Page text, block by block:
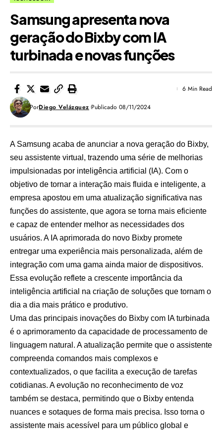
Samsung apresenta nova
geração do Bixby com IA
turbinada e novas funções
PorDiego Velázquez Publicado 08/11/2024
6 Min Read
A Samsung acaba de anunciar a nova geração do Bixby,
seu assistente virtual, trazendo uma série de melhorias
impulsionadas por inteligência artificial (IA). Com o
objetivo de tornar a interação mais fluida e inteligente, a
empresa apostou em uma atualização significativa nas
funções do assistente, que agora se torna mais eficiente
e capaz de entender melhor as necessidades dos
usuários. A IA aprimorada do novo Bixby promete
entregar uma experiência mais personalizada, além de
integração com uma gama ainda maior de dispositivos.
Essa evolução reflete a crescente importância da
inteligência artificial na criação de soluções que tornam o
dia a dia mais prático e produtivo.
Uma das principais inovações do Bixby com IA turbinada
é o aprimoramento da capacidade de processamento de
linguagem natural. A atualização permite que o assistente
compreenda comandos mais complexos e
contextualizados, o que facilita a execução de tarefas
cotidianas. A evolução no reconhecimento de voz
também se destaca, permitindo que o Bixby entenda
nuances e sotaques de forma mais precisa. Isso torna o
assistente mais acessível para um público global e